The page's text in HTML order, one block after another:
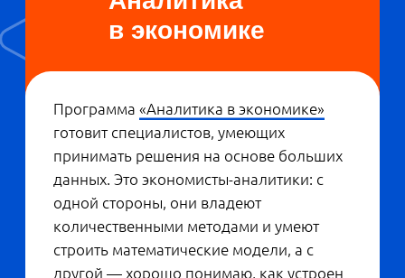
студенческий проект от таксопарка, у
которого примерно тысяча машин, —
делитсяНиколай Телятников,
заместитель декана Школы экономики и
работу, чтобы получать максимум
прибыли? Что лучше — предложить
мотивацией или просто отдать им
автомобили в аренду? Учитывая число
машин и количество смен, мы получили
Школы экономики и менеджмента (ШЭМ)